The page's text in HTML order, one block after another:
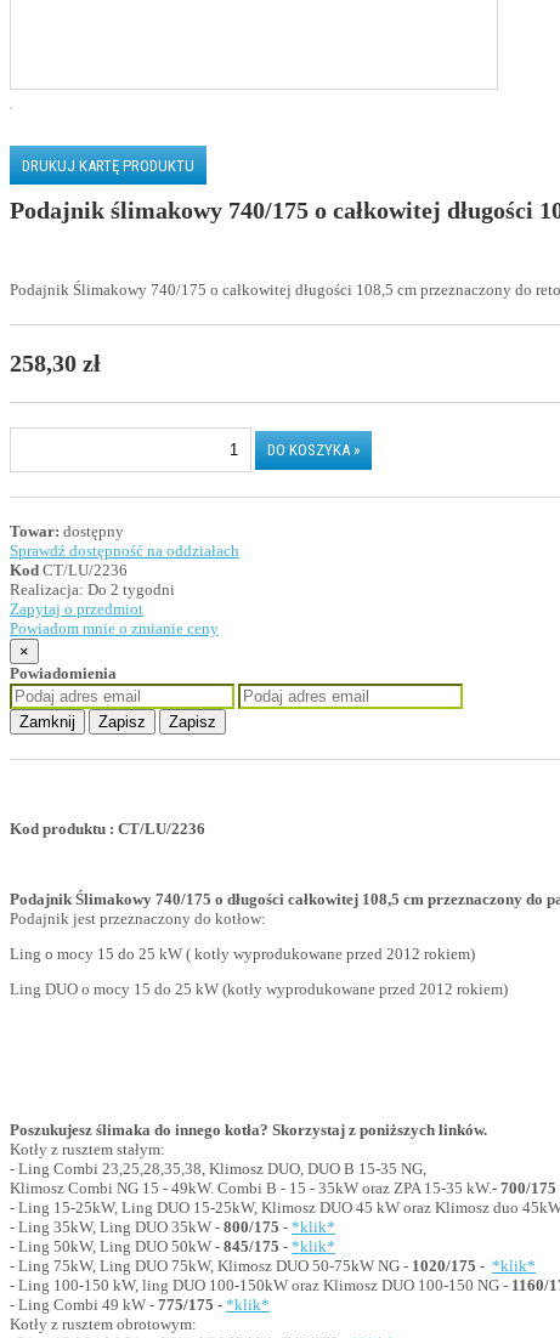
DRUKUJ KARTĘ PRODUKTU
Podajnik ślimakowy 740/175 o całkowitej długości
Podajnik Ślimakowy 740/175 o całkowitej długości 108,5 cm przeznaczony do
258,30 zł
Towar: dostępny
Sprawdź dostępność na oddziałach
Kod CT/LU/2236
Realizacja: Do 2 tygodni
Zapytaj o przedmiot
Powiadom mnie o zmianie ceny
×
Powiadomienia
Zamknij Zapisz Zapisz
Kod produktu : CT/LU/2236
Podajnik Ślimakowy 740/175 o długości całkowitej 108,5 cm przeznaczony do
Podajnik jest przeznaczony do kotłow:
Ling o mocy 15 do 25 kW ( kotły wyprodukowane przed 2012 rokiem)
Ling DUO o mocy 15 do 25 kW (kotły wyprodukowane przed 2012 rokiem)
Poszukujesz ślimaka do innego kotła? Skorzystaj z poniższych linków.
Kotły z rusztem stałym:
- Ling Combi 23,25,28,35,38, Klimosz DUO, DUO B 15-35 NG,
Klimosz Combi NG 15 - 49kW. Combi B - 15 - 35kW oraz ZPA 15-35 kW.- 700/175
- Ling 15-25kW, Ling DUO 15-25kW, Klimosz DUO 45 kW oraz Klimosz duo
- Ling 35kW, Ling DUO 35kW - 800/175 - *klik*
- Ling 50kW, Ling DUO 50kW - 845/175 - *klik*
- Ling 75kW, Ling DUO 75kW, Klimosz DUO 50-75kW NG - 1020/175 - *klik*
- Ling 100-150 kW, ling DUO 100-150kW oraz Klimosz DUO 100-150 NG - 1160/
- Ling Combi 49 kW - 775/175 - *klik*
Kotły z rusztem obrotowym: